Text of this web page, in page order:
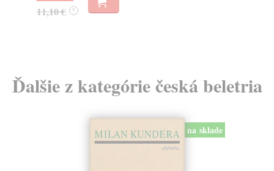
11,10 € ?
Ďalšie z kategórie česká beletria
na sklade